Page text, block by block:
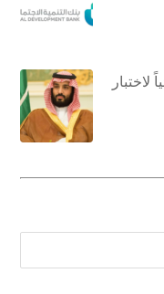
استثنائياً لاختبار